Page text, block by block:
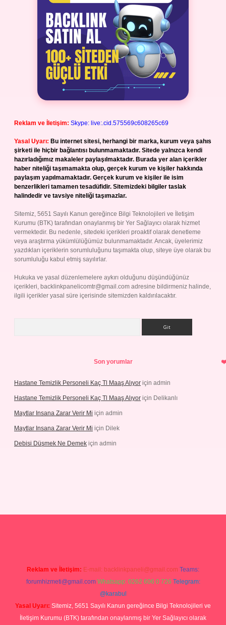
Reklam ve İletişim: Skype: live:.cid.575569c608265c69
Yasal Uyarı: Bu internet sitesi, herhangi bir marka, kurum veya şahıs
şirketi ile hiçbir bağlantısı bulunmamaktadır. Sitede yalnızca kendi
hazırladığımız makaleler paylaşılmaktadır. Burada yer alan içerikler
haber niteliği taşımamakta olup, gerçek kurum ve kişiler hakkında
paylaşım yapılmamaktadır. Gerçek kurum ve kişiler ile isim
benzerlikleri tamamen tesadüfidir. Sitemizdeki bilgiler taslak
halindedir ve tavsiye niteliği taşımazlar.
Sitemiz, 5651 Sayılı Kanun gereğince Bilgi Teknolojileri ve İletişim
Kurumu (BTK) tarafından onaylanmış bir Yer Sağlayıcı olarak hizmet
vermektedir. Bu nedenle, sitedeki içerikleri proaktif olarak denetleme
veya araştırma yükümlülüğümüz bulunmamaktadır. Ancak, üyelerimiz
yazdıkları içeriklerin sorumluluğunu taşımakta olup, siteye üye olarak bu
sorumluluğu kabul etmiş sayılırlar.
Hukuka ve yasal düzenlemelere aykırı olduğunu düşündüğünüz
içerikleri, backlinkpanelicomtr@gmail.com adresine bildirmeniz halinde,
ilgili içerikler yasal süre içerisinde sitemizden kaldırılacaktır.
Son yorumlar
Hastane Temizlik Personeli Kaç Tl Maaş Alıyor için admin
Hastane Temizlik Personeli Kaç Tl Maaş Alıyor için Delikanlı
Maytlar Insana Zarar Verir Mi için admin
Maytlar Insana Zarar Verir Mi için Dilek
Debisi Düşmek Ne Demek için admin
Reklam ve İletişim: E-mail: backlinkpaneli@gmail.com Teams:
forumhizmeti@gmail.com Whatsapp: 0262 606 0 726 Telegram:
@karabul
Yasal Uyarı: Sitemiz, 5651 Sayılı Kanun gereğince Bilgi Teknolojileri ve
İletişim Kurumu (BTK) tarafından onaylanmış bir Yer Sağlayıcı olarak